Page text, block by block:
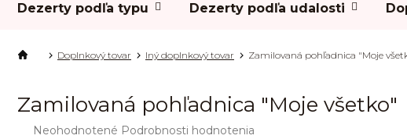
Dezerty podľa typu Dezerty podľa udalosti
Doplnkový tovar Iný doplnkový tovar Zamilovaná pohľadnica "Moje
Zamilovaná pohľadnica "Moje všetko"
Priemerné
Neohodnotené Podrobnosti hodnotenia